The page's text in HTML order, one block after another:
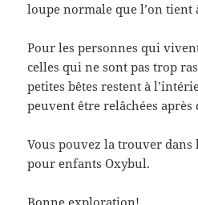
loupe normale que l’on tient
Pour les personnes qui
celles qui ne sont pas trop
petites bêtes restent à
peuvent être relâchées après
Vous pouvez la trouver dans
pour enfants Oxybul.